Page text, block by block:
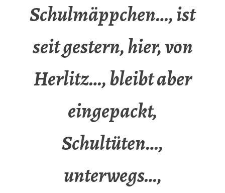
Schulmäppchen…, ist
seit gestern, hier, von
Herlitz…, bleibt aber
eingepackt,
Schultüten…,
unterwegs…,